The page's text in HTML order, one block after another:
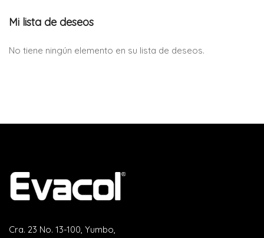
Mi lista de deseos
No tiene ningún elemento en su lista de deseos.
Cra. 23 No. 13-100, Yumbo,